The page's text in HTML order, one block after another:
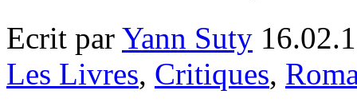
Ecrit par Yann Suty
Les Livres, Critiques,